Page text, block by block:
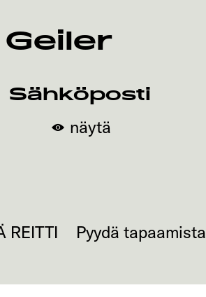
Sähköposti
näytä
REITTI Pyydä tapaamista